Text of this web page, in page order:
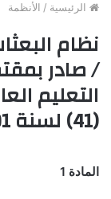
الرئيسية / الأنظمة
نظام
التعليم
(41) لسنة 2001
المادة 1